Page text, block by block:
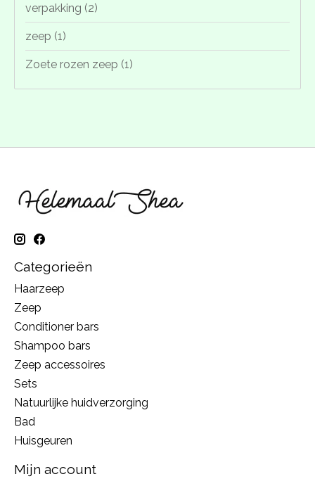
verpakking (2)
zeep (1)
Zoete rozen zeep (1)
Categorieën
Haarzeep
Zeep
Conditioner bars
Shampoo bars
Zeep accessoires
Sets
Natuurlijke huidverzorging
Bad
Huisgeuren
Mijn account